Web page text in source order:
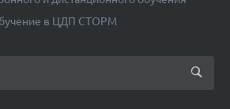
в ЦДП СТОРМ